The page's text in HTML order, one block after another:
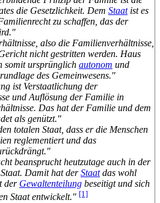
die Gesetzlichkeit. Dem Staatist es
zu schaffen, das der
also die Familienverhältnisse,
nicht gestritten werden. Haus
somit ursprünglich autonom und
des Gemeinwesens."
ist Verstaatlichung der
und Auflösung der Familie in
Das hat der Familie und dem
als genützt."
totalen Staat, dass er die Menschen
reglementiert und das
beansprucht heutzutage auch in der
Damit hat derStaatdas wohl
der Gewaltenteilung beseitigt und sich
Staat entwickelt." [1]